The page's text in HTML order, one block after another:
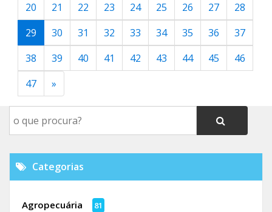
20
21 22 23 24 25 26 27
28
29
30 31 32 33 34 35 36
37
38
39 40 41 42 43 44 45
46
47
»
Categorias
Agropecuária 81